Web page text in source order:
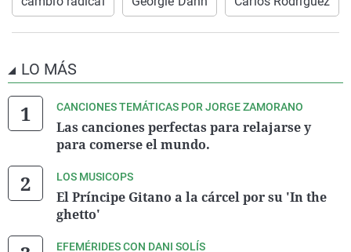
LO MÁS
CANCIONES TEMÁTICAS POR JORGE ZAMORANO
Las canciones perfectas para relajarse y
para comerse el mundo.
LOS MUSICOPS
El Príncipe Gitano a la cárcel por su 'In the
ghetto'
EFEMÉRIDES CON DANI SOLÍS